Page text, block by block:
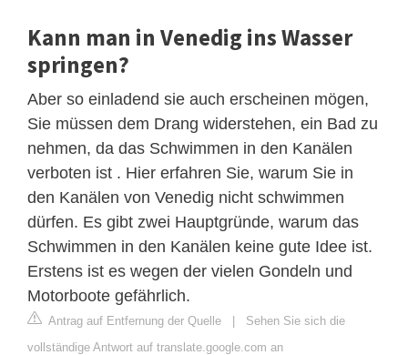
Kann man in Venedig ins Wasser
springen?
Aber so einladend sie auch erscheinen mögen,
Sie müssen dem Drang widerstehen, ein Bad zu
nehmen, da das Schwimmen in den Kanälen
verboten ist . Hier erfahren Sie, warum Sie in
den Kanälen von Venedig nicht schwimmen
dürfen. Es gibt zwei Hauptgründe, warum das
Schwimmen in den Kanälen keine gute Idee ist.
Erstens ist es wegen der vielen Gondeln und
Motorboote gefährlich.
Antrag auf Entfernung der Quelle | Sehen Sie sich die
vollständige Antwort auf translate.google.com an